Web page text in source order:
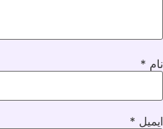
نام *
ایمیل *